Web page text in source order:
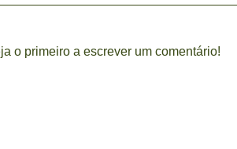
o primeiro a escrever um comentário!